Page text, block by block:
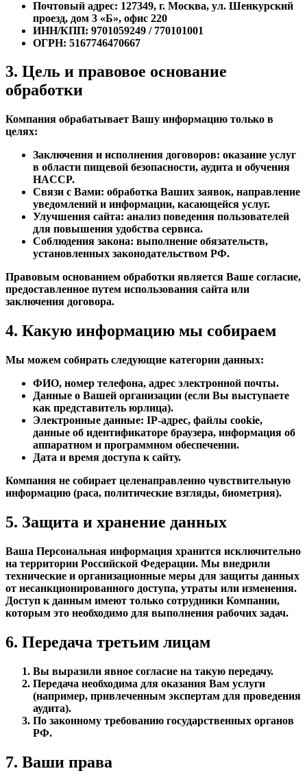
Почтовый адрес: 127349, г. Москва, ул. Шенкурский
проезд, дом 3 «Б», офис 220
ИНН/КПП: 9701059249 / 770101001
ОГРН: 5167746470667
3. Цель и правовое основание
обработки
Компания обрабатывает Вашу информацию только в
целях:
Заключения и исполнения договоров: оказание услуг
в области пищевой безопасности, аудита и обучения
HACCP.
Связи с Вами: обработка Ваших заявок, направление
уведомлений и информации, касающейся услуг.
Улучшения сайта: анализ поведения пользователей
для повышения удобства сервиса.
Соблюдения закона: выполнение обязательств,
установленных законодательством РФ.
Правовым основанием обработки является Ваше согласие,
предоставленное путем использования сайта или
заключения договора.
4. Какую информацию мы собираем
Мы можем собирать следующие категории данных:
ФИО, номер телефона, адрес электронной почты.
Данные о Вашей организации (если Вы выступаете
как представитель юрлица).
Электронные данные: IP-адрес, файлы cookie,
данные об идентификаторе браузера, информация об
аппаратном и программном обеспечении.
Дата и время доступа к сайту.
Компания не собирает целенаправленно чувствительную
информацию (раса, политические взгляды, биометрия).
5. Защита и хранение данных
Ваша Персональная информация хранится исключительно
на территории Российской Федерации. Мы внедрили
технические и организационные меры для защиты данных
от несанкционированного доступа, утраты или изменения.
Доступ к данным имеют только сотрудники Компании,
которым это необходимо для выполнения рабочих задач.
6. Передача третьим лицам
Вы выразили явное согласие на такую передачу.
Передача необходима для оказания Вам услуги
(например, привлеченным экспертам для проведения
аудита).
По законному требованию государственных органов
РФ.
7. Ваши права